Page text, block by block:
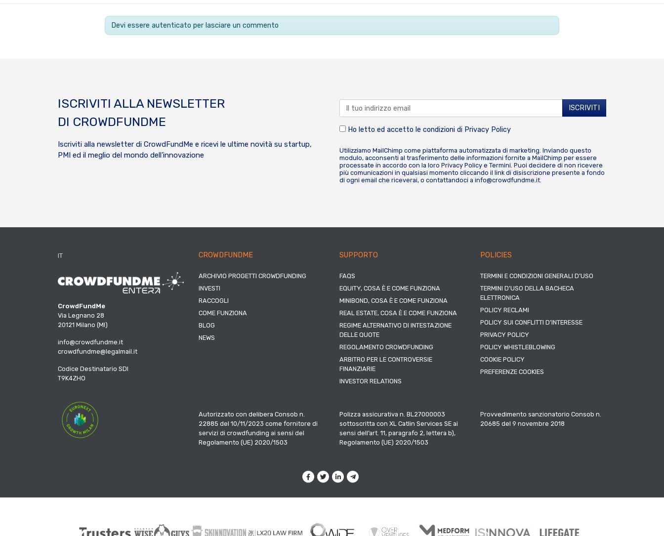
Devi essere autenticato per lasciare un commento
ISCRIVITI ALLA NEWSLETTER
DI CROWDFUNDME
Iscriviti alla newsletter di CrowdFundMe e ricevi le ultime novità su startup,
PMI ed il meglio del mondo dell’innovazione
Ho letto ed accetto le condizioni di Privacy Policy
Utilizziamo MailChimp come piattaforma automatizzata di marketing. Inviando questo
modulo, acconsenti al trasferimento delle informazioni fornite a MailChimp per essere
processate in accordo con la loro Privacy Policy e Termini . Puoi decidere di non ricevere
più comunicazioni in qualsiasi momento cliccando il link di disiscrizione presente a fondo
di ogni email che riceverai, o contattandoci a info@crowdfundme.it
IT
CrowdFundMe
Via Legnano 28
20121 Milano (MI)
info@crowdfundme.it
crowdfundme@legalmail.it
Codice Destinatario SDI
T9K4ZHO
CROWDFUNDME
ARCHIVIO PROGETTI CROWDFUNDING
INVESTI
RACCOGLI
COME FUNZIONA
BLOG
NEWS
SUPPORTO
FAQS
EQUITY, COSA È E COME FUNZIONA
MINIBOND, COSA È E COME FUNZIONA
REAL ESTATE, COSA È E COME FUNZIONA
REGIME ALTERNATIVO DI INTESTAZIONE
DELLE QUOTE
REGOLAMENTO CROWDFUNDING
ARBITRO PER LE CONTROVERSIE
FINANZIARIE
INVESTOR RELATIONS
POLICIES
TERMINI E CONDIZIONI GENERALI D’USO
TERMINI D’USO DELLA BACHECA
ELETTRONICA
POLICY RECLAMI
POLICY SUI CONFLITTI D’INTERESSE
PRIVACY POLICY
POLICY WHISTLEBLOWING
COOKIE POLICY
PREFERENZE COOKIES
Autorizzato con delibera Consob n.
22885 del 10/11/2023 come fornitore di
servizi di crowdfunding ai sensi del
Regolamento (UE) 2020/1503
Polizza assicurativa n. BL27000003
sottoscritta con XL Catlin Services SE ai
sensi dell’art. 11, paragrafo 2, lettera b),
Regolamento (UE) 2020/1503
Provvedimento sanzionatorio Consob n.
20685 del 9 novembre 2018